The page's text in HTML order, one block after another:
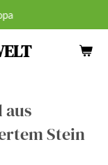
Stein